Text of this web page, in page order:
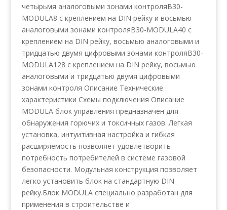
четырьмя аналоговыми зонами контроляB30-
MODULA8 с креплением на DIN рейку и восьмью
аналоговыми зонами контроляB30-MODULA40 с
креплением на DIN рейку, восьмью аналоговыми и
тридцатью двумя цифровыми зонами контроляB30-
MODULA128 с креплением на DIN рейку, восьмью
аналоговыми и тридцатью двумя цифровыми
зонами контроля Описание Технические
характеристики Схемы подключения Описание
MODULA блок управления предназначен для
обнаружения горючих и токсичных газов. Легкая
установка, интуитивная настройка и гибкая
расширяемость позволяет удовлетворить
потребность потребителей в системе газовой
безопасности. Модульная конструкция позволяет
легко установить блок на стандартную DIN
рейку.Блок MODULA cпециально разработан для
применения в строительстве и